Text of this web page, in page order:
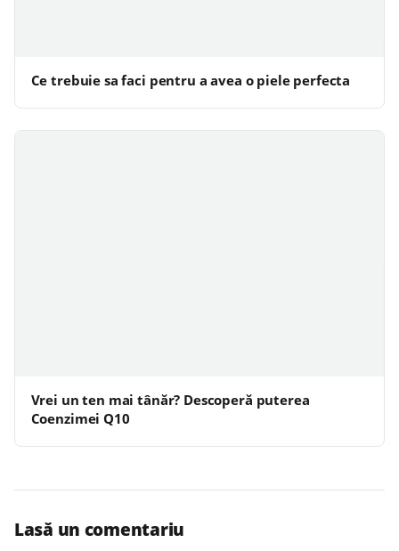
Ce trebuie sa faci pentru a avea o piele perfecta
Vrei un ten mai tânăr? Descoperă puterea
Coenzimei Q10
Lasă un comentariu